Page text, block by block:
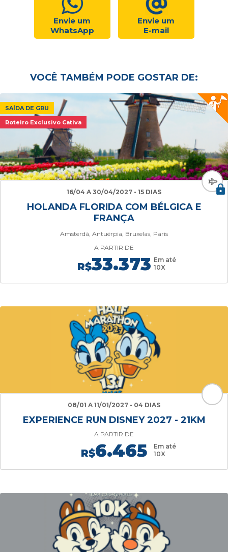
Envie um
WhatsApp
Envie um
E-mail
VOCÊ TAMBÉM PODE GOSTAR DE:
SAÍDA DE GRU
Roteiro Exclusivo Cativa
16/04 A 30/04/2027 - 15 DIAS
HOLANDA FLORIDA COM BÉLGICA E
FRANÇA
Amsterdã, Antuérpia, Bruxelas, Paris
A PARTIR DE
R$33.373 Em até
10X
08/01 A 11/01/2027 - 04 DIAS
EXPERIENCE RUN DISNEY 2027 - 21KM
A PARTIR DE
R$6.465
Em até
10X